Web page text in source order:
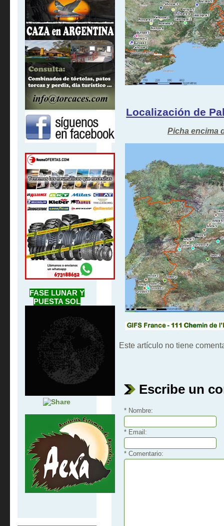
FASE LUNAR Y
PUESTA SOL
Localización de
Picha encima
Este artículo no tiene
Escribe un
* Nombre:
* Email:
* Comentario: